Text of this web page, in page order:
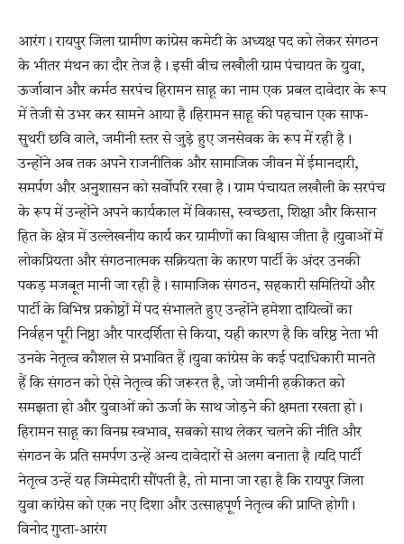
आरंग। रायपुर जिला ग्रामीण कांग्रेस कमेटी के अध्यक्ष पद को लेकर संगठन
के भीतर मंथन का दौर तेज है। इसी बीच लखौली ग्राम पंचायत के युवा,
ऊर्जावान और कर्मठ सरपंच हिरामन साहू का नाम एक प्रबल दावेदार के रूप
में तेजी से उभर कर सामने आया है।हिरामन साहू की पहचान एक साफ-
सुथरी छवि वाले, जमीनी स्तर से जुड़े हुए जनसेवक के रूप में रही है।
उन्होंने अब तक अपने राजनीतिक और सामाजिक जीवन में ईमानदारी,
समर्पण और अनुशासन को सर्वोपरि रखा है। ग्राम पंचायत लखौली के सरपंच
के रूप में उन्होंने अपने कार्यकाल में विकास, स्वच्छता, शिक्षा और किसान
हित के क्षेत्र में उल्लेखनीय कार्य कर ग्रामीणों का विश्वास जीता है।युवाओं में
लोकप्रियता और संगठनात्मक सक्रियता के कारण पार्टी के अंदर उनकी
पकड़ मजबूत मानी जा रही है। सामाजिक संगठन, सहकारी समितियों और
पार्टी के विभिन्न प्रकोष्ठों में पद संभालते हुए उन्होंने हमेशा दायित्वों का
निर्वहन पूरी निष्ठा और पारदर्शिता से किया, यही कारण है कि वरिष्ठ नेता भी
उनके नेतृत्व कौशल से प्रभावित हैं।युवा कांग्रेस के कई पदाधिकारी मानते
हैं कि संगठन को ऐसे नेतृत्व की जरूरत है, जो जमीनी हकीकत को
समझता हो और युवाओं को ऊर्जा के साथ जोड़ने की क्षमता रखता हो।
हिरामन साहू का विनम्र स्वभाव, सबको साथ लेकर चलने की नीति और
संगठन के प्रति समर्पण उन्हें अन्य दावेदारों से अलग बनाता है।यदि पार्टी
नेतृत्व उन्हें यह जिम्मेदारी सौंपती है, तो माना जा रहा है कि रायपुर जिला
युवा कांग्रेस को एक नए दिशा और उत्साहपूर्ण नेतृत्व की प्राप्ति होगी।
विनोद गुप्ता-आरंग